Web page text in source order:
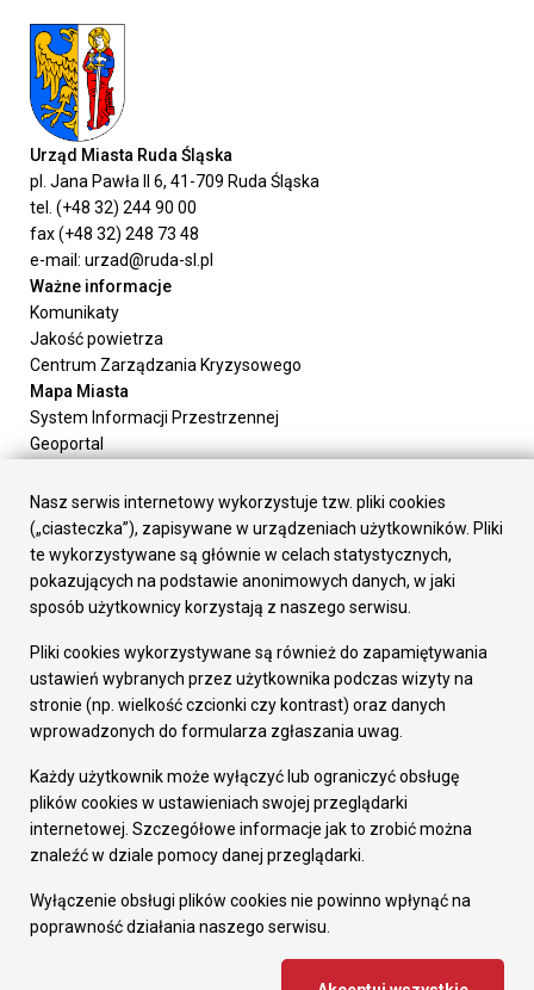
Urząd Miasta Ruda Śląska
pl. Jana Pawła II 6, 41-709 Ruda Śląska
tel. (+48 32) 244 90 00
fax (+48 32) 248 73 48
e-mail: urzad@ruda-sl.pl
Ważne informacje
Komunikaty
Jakość powietrza
Centrum Zarządzania Kryzysowego
Mapa Miasta
System Informacji Przestrzennej
Geoportal
Załatw sprawę
Prezydent Miasta
Rada Miasta
Wydziały
Elektroniczna Skrzynka Podawcza
Gospodarka
Fundusze europejskie
Środki krajowe
Oferty inwestycyjne
Pozostałe
Deklaracja dostępności
Dane osobowe
Dodaj opinię o witrynie
Projekt i wdrożenie - MIGOMEDIA
Nasz serwis internetowy wykorzystuje tzw. pliki cookies
(„ciasteczka”), zapisywane w urządzeniach użytkowników. Pliki
te wykorzystywane są głównie w celach statystycznych,
pokazujących na podstawie anonimowych danych, w jaki
sposób użytkownicy korzystają z naszego serwisu.
Pliki cookies wykorzystywane są również do zapamiętywania
ustawień wybranych przez użytkownika podczas wizyty na
stronie (np. wielkość czcionki czy kontrast) oraz danych
wprowadzonych do formularza zgłaszania uwag.
Każdy użytkownik może wyłączyć lub ograniczyć obsługę
plików cookies w ustawieniach swojej przeglądarki
internetowej. Szczegółowe informacje jak to zrobić można
znaleźć w dziale pomocy danej przeglądarki.
Wyłączenie obsługi plików cookies nie powinno wpłynąć na
poprawność działania naszego serwisu.